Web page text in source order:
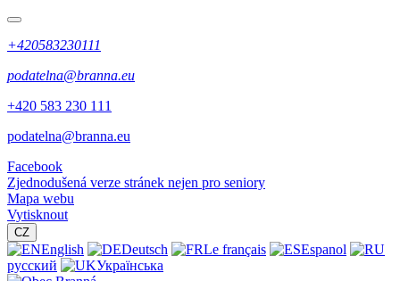
+420583230111
podatelna@branna.eu
+420 583 230 111
podatelna@branna.eu
Facebook
Zjednodušená verze stránek nejen pro seniory
Mapa webu
Vytisknout
CZ
English Deutsch Le français
Espanol
русский
Українська